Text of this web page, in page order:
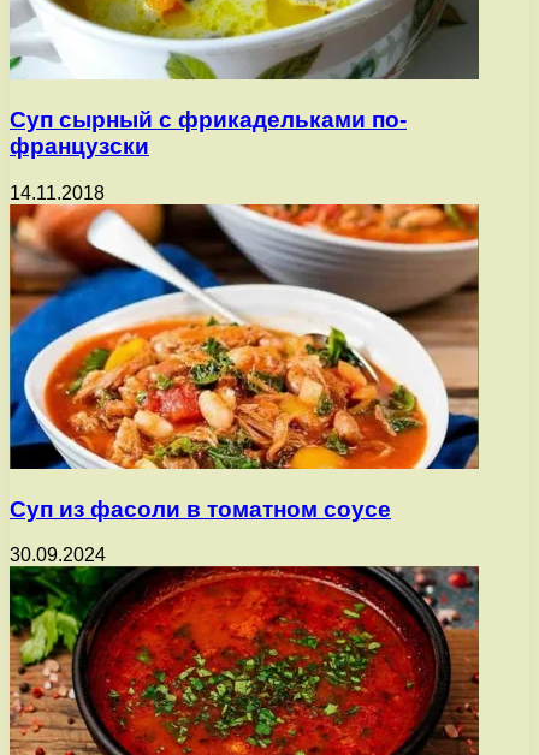
Суп сырный с фрикадельками по-
французски
14.11.2018
Суп из фасоли в томатном соусе
30.09.2024